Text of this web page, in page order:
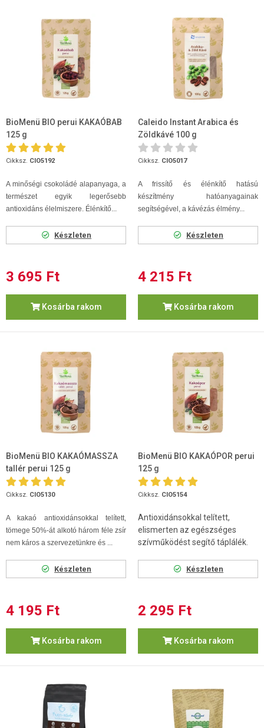
BioMenü BIO perui KAKAÓBAB
125 g
Cikksz. CIO5192
A minőségi csokoládé alapanyaga, a
természet egyik legerősebb
antioxidáns élelmiszere. Élénkítő...
Készleten
3 695 Ft
Kosárba rakom
Caleido Instant Arabica és
Zöldkávé 100 g
Cikksz. CIO5017
A frissítő és élénkítő hatású
készítmény hatóanyagainak
segítségével, a kávézás élmény...
Készleten
4 215 Ft
Kosárba rakom
BioMenü BIO KAKAÓMASSZA
tallér perui 125 g
Cikksz. CIO5130
A kakaó antioxidánsokkal telített,
tömege 50%-át alkotó három féle zsír
nem káros a szervezetünkre és ...
Készleten
4 195 Ft
Kosárba rakom
BioMenü BIO KAKAÓPOR perui
125 g
Cikksz. CIO5154
Antioxidánsokkal telített,
elismerten az egészséges
szívműködést segítő táplálék.
Készleten
2 295 Ft
Kosárba rakom